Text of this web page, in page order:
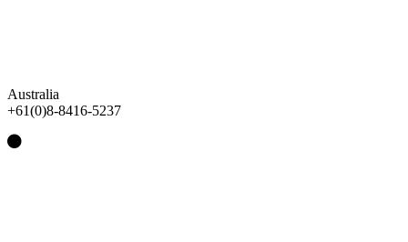
Australia
+61(0)8-8416-5237